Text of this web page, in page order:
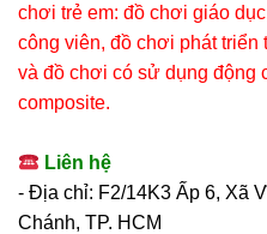
chơi trẻ em: đồ chơi giáo
công viên, đồ chơi phát triển
và đồ chơi có sử dụng động
composite.
Liên hệ
- Địa chỉ: F2/14K3 Ấp 6, Xã
Chánh, TP. HCM